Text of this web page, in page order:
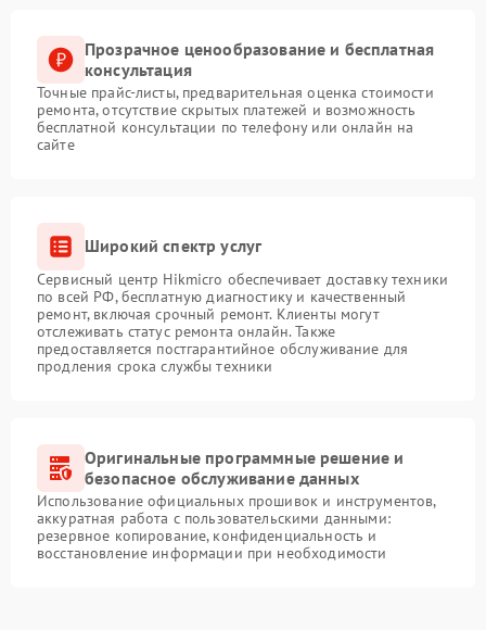
Прозрачное ценообразование и бесплатная
консультация
Точные прайс-листы, предварительная оценка стоимости
ремонта, отсутствие скрытых платежей и возможность
бесплатной консультации по телефону или онлайн на
сайте
Широкий спектр услуг
Сервисный центр Hikmicro обеспечивает доставку техники
по всей РФ, бесплатную диагностику и качественный
ремонт, включая срочный ремонт. Клиенты могут
отслеживать статус ремонта онлайн. Также
предоставляется постгарантийное обслуживание для
продления срока службы техники
Оригинальные программные решение и
безопасное обслуживание данных
Использование официальных прошивок и инструментов,
аккуратная работа с пользовательскими данными:
резервное копирование, конфиденциальность и
восстановление информации при необходимости